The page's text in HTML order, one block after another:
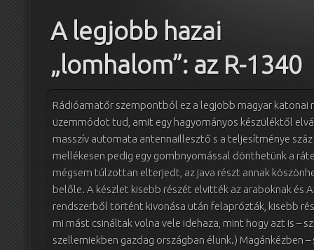
A legjobb hazai
„lomhalom”: az R-1340
Rádióamatőr szempontból ez a legjobb magyar katonai
üzemmódot tud, amit egy hagyományos készüléktől
masszív automata antennaillesztő s a teljesítménye
mellékesen pedig egy gombnyomással dönthetünk a
mégsem túlzottan elterjedt, az java részt annak
belőle. A készlet kisebb részét elvitték az araboknak és
rendszerből történt kivonása után felaprózták, kisebb
mi mást csináltak volna vele idehaza, mint hogy azt is –
szellemiekben gazdag országban élünk.) Magánkézben